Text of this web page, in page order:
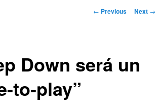
Post
← Previous Next →
Down será un
to-play”